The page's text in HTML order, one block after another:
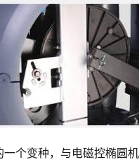
个变种，与电磁控椭圆